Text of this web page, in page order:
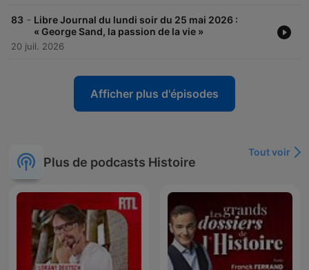
83 - Libre Journal du lundi soir du 25 mai 2026 :
« George Sand, la passion de la vie »
20 juil. 2026
Afficher plus d'épisodes
Plus de podcasts Histoire
Tout voir